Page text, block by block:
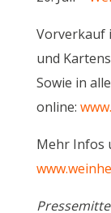
Vorverkauf
und
Sowie in
online:
Mehr Infos